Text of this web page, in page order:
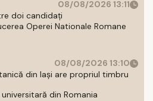
08/08/2026 13:11
doi candidați
Operei Nationale Romane
08/08/2026 13:10
din Iași are propriul timbru
din Romania